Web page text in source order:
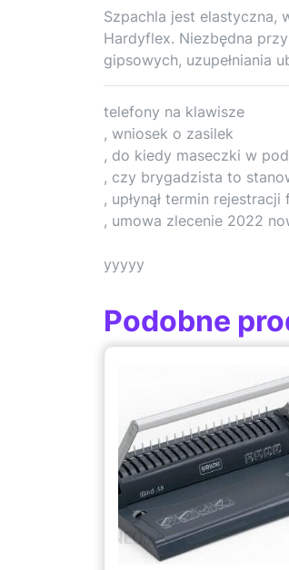
Szpachla jest elastyczna,
Hardyflex. Niezbędna
gipsowych, uzupełniania
telefony na klawisze
, wniosek o zasilek
, do kiedy maseczki w
, czy brygadzista to
, upłynął termin
, umowa zlecenie 2022
yyyyy
Podobne